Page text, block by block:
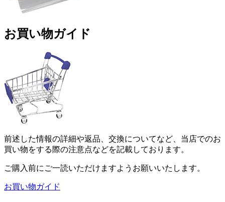
お買い物ガイド
前述した情報の詳細や返品、交換についてなど、当店でのお
買い物をする際の注意点などを記載しております。
ご購入前にご一読いただけますようお願いいたします。
お買い物ガイド